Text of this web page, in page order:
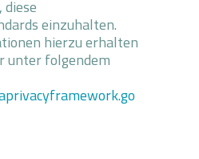
einzuhalten.
hierzu erhalten
unter folgendem